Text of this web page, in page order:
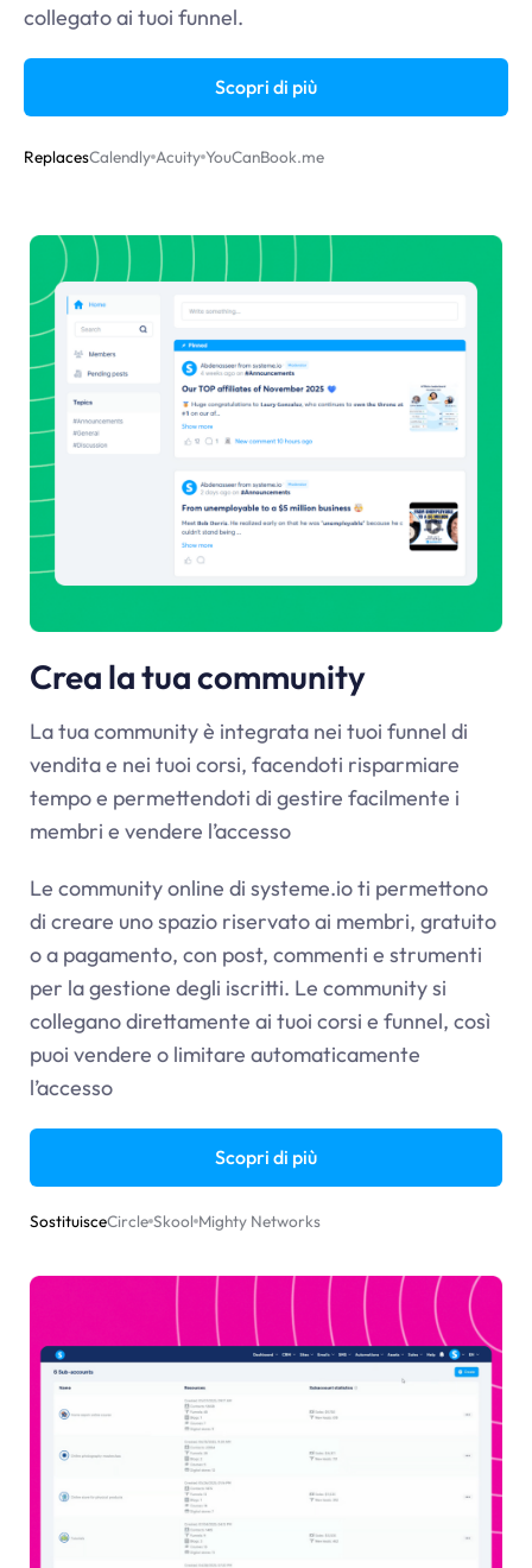
collegato ai tuoi funnel.
Scopri di più
ReplacesCalendly Acuity YouCanBook.me
Crea la tua community
La tua community è integrata nei tuoi funnel di
vendita e nei tuoi corsi, facendoti risparmiare
tempo e permettendoti di gestire facilmente i
membri e vendere l’accesso
Le community online di systeme.ioti permettono
di creare uno spazio riservato ai membri, gratuito
o a pagamento, con post, commenti e strumenti
per la gestione degli iscritti. Le community si
collegano direttamente ai tuoi corsi e funnel, così
puoi vendere o limitare automaticamente
l’accesso
Scopri di più
SostituisceCircle Skool Mighty Networks